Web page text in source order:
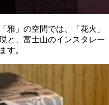
雅」の空間では、「花火」
と、富士山のインスタレー
す。